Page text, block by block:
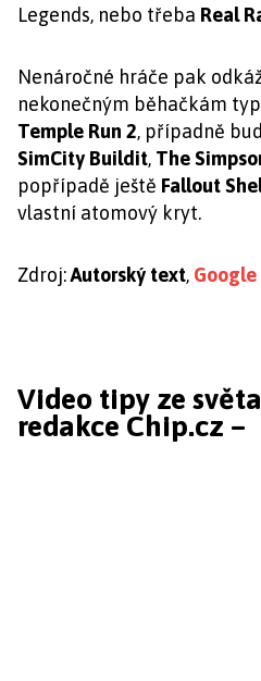
Legends, nebo třeba Real
Nenáročné hráče pak
nekonečným běhačkám
Temple Run 2, případně
SimCity Buildit, The
popřípadě ještě Fallout
vlastní atomový kryt.
Zdroj:Autorský text, Google
Video tipy ze
redakce Chip.cz –